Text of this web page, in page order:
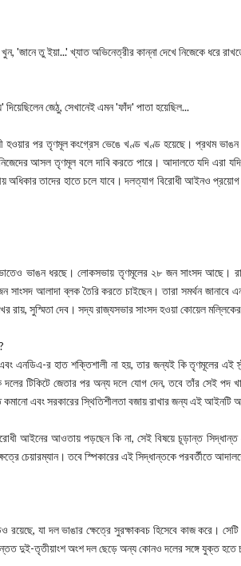
'জানে তু ইয়া...' খ্যাত অভিনেত্রীর কান্না দেখে নিজেকে ধরে
জেঠু, সেখানেই এমন 'ফাঁদ' পাতা হয়েছিল...
হওয়ার পর তৃণমূল কংগ্রেস ভেঙে খণ্ড খণ্ড হয়েছে। প্রথম
নিজেদের আসল তৃণমূল বলে দাবি করতে পারে। আদালতে যদি এরা
অধিকার তাদের হাতে চলে যাবে। দলত্যাগ বিরোধী আইনও প্রয়োগ
ভাঙন ধরছে। লোকসভায় তৃণমূলের ২৮ জন সাংসদ আছে।
সাংসদ আলাদা ব্লক তৈরি করতে চাইছেন। তারা সমর্থন
রায়, সুস্মিতা দেব। সদ্য রাজ্যসভার সাংসদ হওয়া কোয়েল
এবং এনডিএ-র হাত শক্তিশালী না হয়, তার জন্যই কি তৃণমূলের
দলের টিকিটে জেতার পর অন্য দলে যোগ দেন, তবে তাঁর সেই
কমানো এবং সরকারের স্থিতিশীলতা বজায় রাখার জন্য এই আইনটি
আইনের আওতায় পড়ছেন কি না, সেই বিষয়ে চূড়ান্ত সিদ্ধান্ত
চেয়ারম্যান। তবে স্পিকারের এই সিদ্ধান্তকে পরবর্তীতে
যা দল ভাঙার ক্ষেত্রে সুরক্ষাকবচ হিসেবে কাজ করে।
অন্তত দুই-তৃতীয়াংশ অংশ দল ছেড়ে অন্য কোনও দলের সঙ্গে যুক্ত